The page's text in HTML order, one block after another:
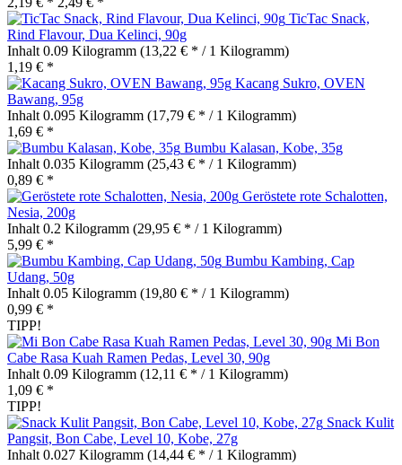
TicTac Snack,
Rind Flavour, Dua Kelinci, 90g
Inhalt 0.09 Kilogramm (13,22 € * / 1 Kilogramm)
1,19 € *
Kacang Sukro, OVEN
Bawang, 95g
Inhalt 0.095 Kilogramm (17,79 € * / 1 Kilogramm)
1,69 € *
Bumbu Kalasan, Kobe, 35g
Inhalt 0.035 Kilogramm (25,43 € * / 1 Kilogramm)
0,89 € *
Geröstete rote Schalotten,
Nesia, 200g
Inhalt 0.2 Kilogramm (29,95 € * / 1 Kilogramm)
5,99 € *
Bumbu Kambing, Cap
Udang, 50g
Inhalt 0.05 Kilogramm (19,80 € * / 1 Kilogramm)
0,99 € *
TIPP!
Mi Bon
Cabe Rasa Kuah Ramen Pedas, Level 30, 90g
Inhalt 0.09 Kilogramm (12,11 € * / 1 Kilogramm)
1,09 € *
TIPP!
Snack Kulit
Pangsit, Bon Cabe, Level 10, Kobe, 27g
Inhalt 0.027 Kilogramm (14,44 € * / 1 Kilogramm)